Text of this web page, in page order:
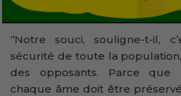
‘’Notre souci, souligne-t-il,
sécurité de toute la
des opposants. Parce que
chaque âme doit être